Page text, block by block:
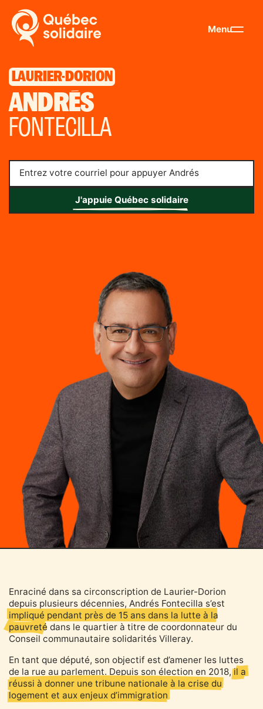
Menu
LAURIER-DORION
ANDRÉS
FONTECILLA
Entrez votre courriel pour appuyer Andrés
J'appuie Québec solidaire
Enraciné dans sa circonscription de Laurier-Dorion
depuis plusieurs décennies, Andrés Fontecilla s’est
impliqué pendant près de 15 ans dans la lutte à la
pauvreté dans le quartier à titre de coordonnateur du
Conseil communautaire solidarités Villeray.
En tant que député, son objectif est d’amener les luttes
de la rue au parlement. Depuis son élection en 2018,il a
réussi à donner une tribune nationale à la crise du
logement et aux enjeux d’immigration .